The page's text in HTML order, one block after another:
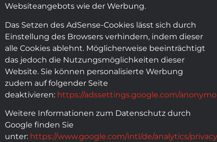
Websiteangebots wie der Werbung.
Das Setzen des AdSense-Cookies lässt sich durch
Einstellung des Browsers verhindern, indem dieser
alle Cookies ablehnt. Möglicherweise beeinträchtigt
das jedoch die Nutzungsmöglichkeiten dieser
Website. Sie können personalisierte Werbung
zudem auf folgender Seite
deaktivieren: https://adssettings.google.com/
Weitere Informationen zum Datenschutz durch
Google finden Sie
unter: https://www.google.com/intl/de/analytics/